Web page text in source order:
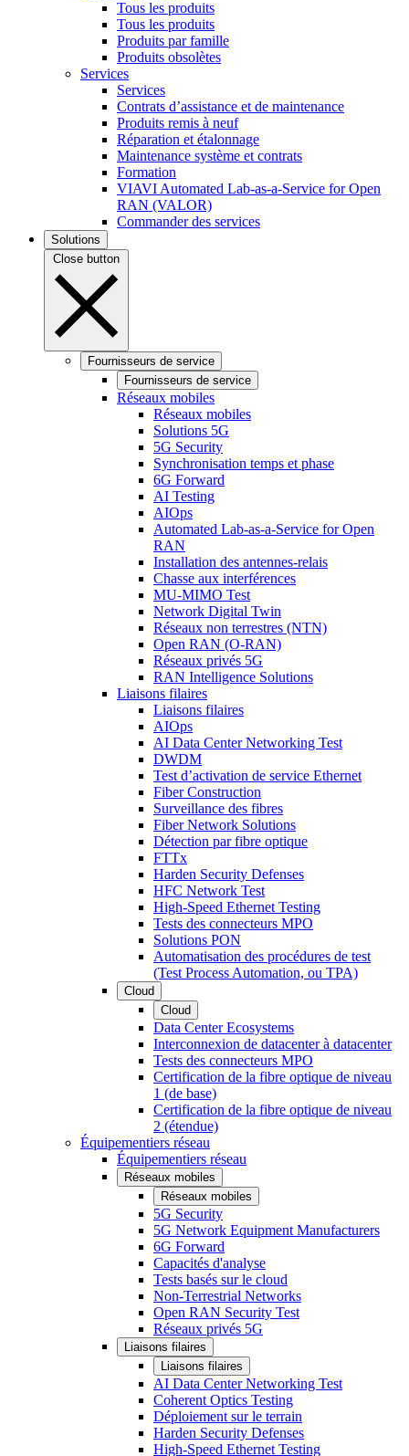
Tous les produits
Tous les produits
Produits par famille
Produits obsolètes
Services
Services
Contrats d’assistance et de maintenance
Produits remis à neuf
Réparation et étalonnage
Maintenance système et contrats
Formation
VIAVI Automated Lab-as-a-Service for Open
RAN (VALOR)
Commander des services
Solutions
Close button
Fournisseurs de service
Fournisseurs de service
Réseaux mobiles
Réseaux mobiles
Solutions 5G
5G Security
Synchronisation temps et phase
6G Forward
AI Testing
AIOps
Automated Lab-as-a-Service for Open
RAN
Installation des antennes-relais
Chasse aux interférences
MU-MIMO Test
Network Digital Twin
Réseaux non terrestres (NTN)
Open RAN (O-RAN)
Réseaux privés 5G
RAN Intelligence Solutions
Liaisons filaires
Liaisons filaires
AIOps
AI Data Center Networking Test
DWDM
Test d’activation de service Ethernet
Fiber Construction
Surveillance des fibres
Fiber Network Solutions
Détection par fibre optique
FTTx
Harden Security Defenses
HFC Network Test
High-Speed Ethernet Testing
Tests des connecteurs MPO
Solutions PON
Automatisation des procédures de test
(Test Process Automation, ou TPA)
Cloud
Cloud
Data Center Ecosystems
Interconnexion de datacenter à datacenter
Tests des connecteurs MPO
Certification de la fibre optique de niveau
1 (de base)
Certification de la fibre optique de niveau
2 (étendue)
Équipementiers réseau
Équipementiers réseau
Réseaux mobiles
Réseaux mobiles
5G Security
5G Network Equipment Manufacturers
6G Forward
Capacités d'analyse
Tests basés sur le cloud
Non-Terrestrial Networks
Open RAN Security Test
Réseaux privés 5G
Liaisons filaires
Liaisons filaires
AI Data Center Networking Test
Coherent Optics Testing
Déploiement sur le terrain
Harden Security Defenses
High-Speed Ethernet Testing